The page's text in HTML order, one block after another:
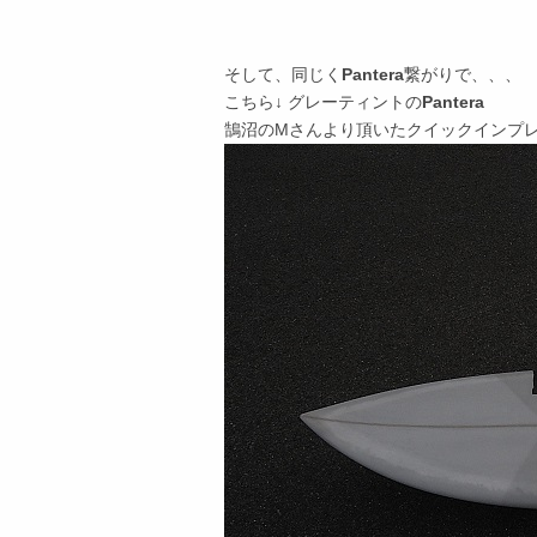
そして、同じく Pantera繋がりで、、、
こちら↓ グレーティントのPantera
鵠沼のMさんより頂いたクイックインプ